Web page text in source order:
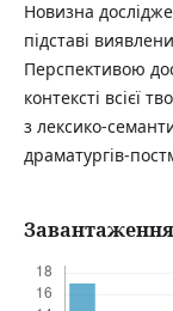
Новизна
підставі
Перспективою
контексті всієї
з лексико-
драматургів-
Завантаження